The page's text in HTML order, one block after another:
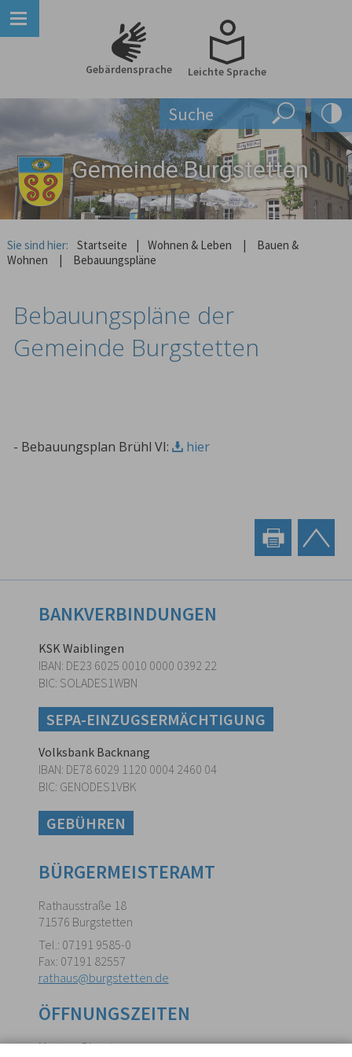
Gebärdensprache Leichte Sprache
Gemeinde Burgstetten
Sie sind hier: Startseite | Wohnen & Leben |
Bauen &
Wohnen
| Bebauungspläne
Bebauungspläne der
Gemeinde Burgstetten
- Bebauungsplan Brühl VI: hier
BANKVERBINDUNGEN
KSK Waiblingen
IBAN: DE23 6025 0010 0000 0392 22
BIC: SOLADES1WBN
SEPA-EINZUGSERMÄCHTIGUNG
Volksbank Backnang
IBAN: DE78 6029 1120 0004 2460 04
BIC: GENODES1VBK
GEBÜHREN
BÜRGERMEISTERAMT
Rathausstraße 18
71576 Burgstetten
Tel.: 07191 9585-0
Fax: 07191 82557
rathaus@burgstetten.de
ÖFFNUNGSZEITEN
Montag, Dienstag,